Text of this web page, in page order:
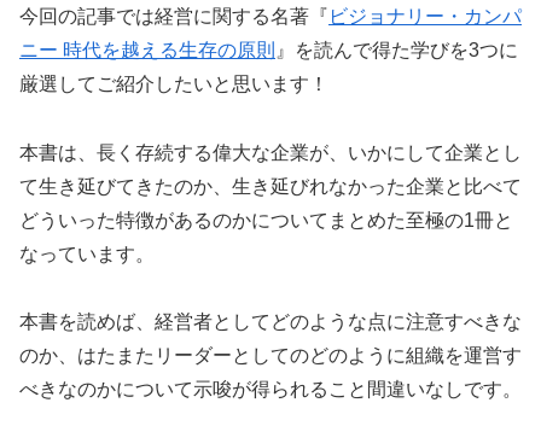
今回の記事では経営に関する名著『 ビジョナリー・カンパ
ニー 時代を越える生存の原則 』を読んで得た学びを3つに
厳選してご紹介したいと思います！
本書は、長く存続する偉大な企業が、いかにして企業とし
て生き延びてきたのか、生き延びれなかった企業と比べて
どういった特徴があるのかについてまとめた至極の1冊と
なっています。
本書を読めば、経営者としてどのような点に注意すべきな
のか、はたまたリーダーとしてのどのように組織を運営す
べきなのかについて示唆が得られること間違いなしです。